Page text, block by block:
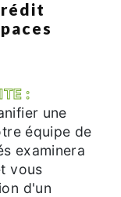
:
une
équipe de
examinera
vous
d'un